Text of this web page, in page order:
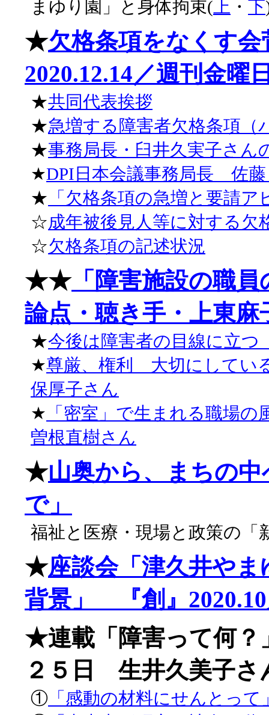
まゆり園」と身体拘束( 上 ・ 下
★欠格条項をなくす
2020.12.14／週刊金曜
★共同代表挨拶
★急増する障害者欠格条項（
★事務局長・臼井久実子さん
★DPI日本会議事務局長 佐
★ 「欠格条項の急増と要請
☆成年被後見人等に対する欠
☆欠格条項の記述状況
★★「障害施設の職
論点・聴き手・上東麻
★今後は障害者の目線に立
★尊厳、権利 大切にしてい
保厚子さん
★ 「密室」で生まれる職場
曽根直樹さん
★山奥から、まちの
で」
福祉と医療・現場と政策の
★座談会「津久井や
背景」 『創』
★連載「障害って何
２５日 生井久美子さ
① 「感動の材料にせんとって